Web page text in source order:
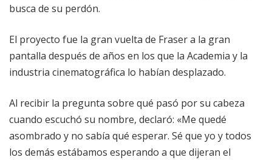
busca de su perdón.
El proyecto fue la gran vuelta de Fraser a la gran
pantalla después de años en los que la Academia y la
industria cinematográfica lo habían desplazado.
Al recibir la pregunta sobre qué pasó por su cabeza
cuando escuchó su nombre, declaró: «Me quedé
asombrado y no sabía qué esperar. Sé que yo y todos
los demás estábamos esperando a que dijeran el